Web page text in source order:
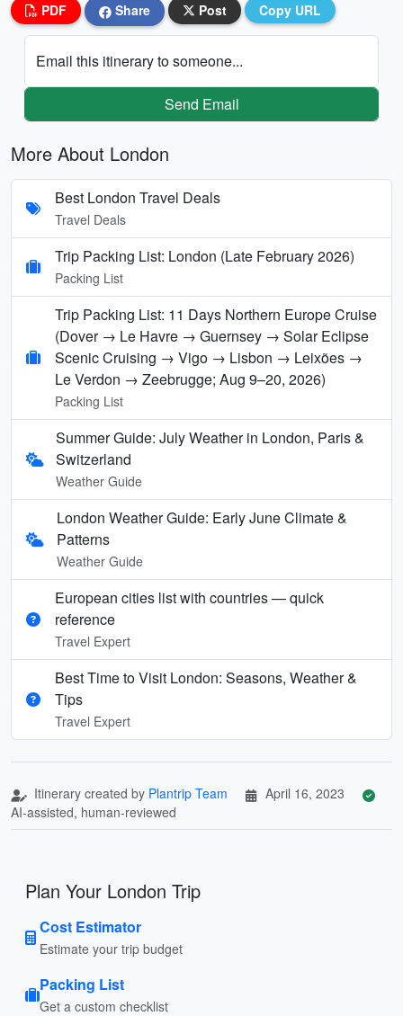
PDF Share Post Copy URL
Email this itinerary to someone...
Send Email
More About London
Best London Travel Deals
Travel Deals
Trip Packing List: London (Late February 2026)
Packing List
Trip Packing List: 11 Days Northern Europe Cruise
(Dover → Le Havre → Guernsey → Solar Eclipse
Scenic Cruising → Vigo → Lisbon → Leixões →
Le Verdon → Zeebrugge; Aug 9–20, 2026)
Packing List
Summer Guide: July Weather in London, Paris &
Switzerland
Weather Guide
London Weather Guide: Early June Climate &
Patterns
Weather Guide
European cities list with countries — quick
reference
Travel Expert
Best Time to Visit London: Seasons, Weather &
Tips
Travel Expert
Itinerary created by Plantrip Team
April 16, 2023
AI-assisted, human-reviewed
Plan Your London Trip
Cost Estimator
Estimate your trip budget
Packing List
Get a custom checklist